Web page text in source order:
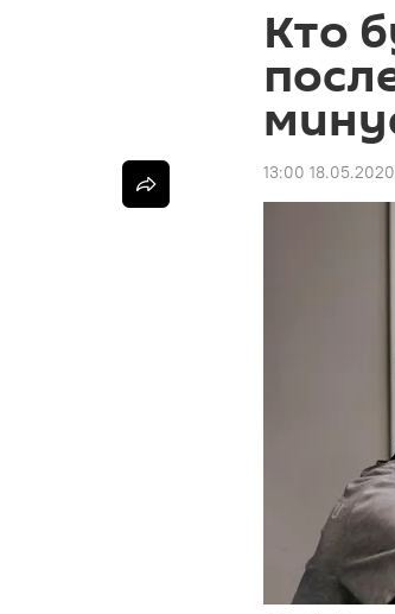
Кто
13:00 18.05.2020